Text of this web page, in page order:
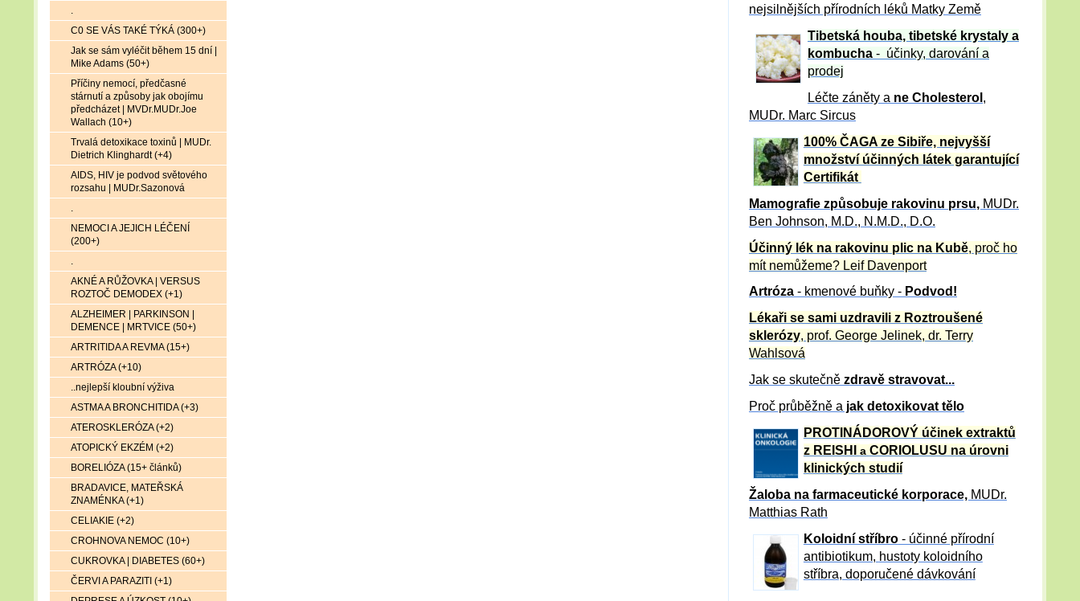
nejsilnějších přírodních léků Matky Země
Tibetská houba, tibetské krystaly a
kombucha - účinky, darování a
prodej
Léčte záněty a ne Cholesterol ,
MUDr. Marc Sircus
100% ČAGA ze Sibiře, nejvyšší
množství účinných látek garantující
Certifikát
Mamografie způsobuje rakovinu prsu, MUDr.
Ben Johnson, M.D., N.M.D., D.O.
Účinný lék na rakovinu plic na Kubě, proč ho
mít nemůžeme? Leif Davenport
Artróza - kmenové buňky - Podvod!
Lékaři se sami uzdravili z Roztroušené
sklerózy, prof. George Jelinek, dr. Terry
Wahlsová
Jak se skutečně zdravě stravovat...
Proč průběžně a jak detoxikovat tělo
PROTINÁDOROVÝ účinek extraktů
z REISHI a CORIOLUSU na úrovni
klinických studií
Žaloba na farmaceutické korporace, MUDr.
Matthias Rath
Koloidní stříbro- účinné přírodní
antibiotikum, hustoty koloidního
stříbra, doporučené dávkování
.
C0 SE VÁS TAKÉ TÝKÁ (300+)
Jak se sám vyléčit během 15 dní |
Mike Adams (50+)
Příčiny nemocí, předčasné
stárnutí a způsoby jak obojímu
předcházet | MVDr.MUDr.Joe
Wallach (10+)
Trvalá detoxikace toxinů | MUDr.
Dietrich Klinghardt (+4)
AIDS, HIV je podvod světového
rozsahu | MUDr.Sazonová
.
NEMOCI A JEJICH LÉČENÍ
(200+)
.
AKNÉ A RŮŽOVKA | VERSUS
ROZTOČ DEMODEX (+1)
ALZHEIMER | PARKINSON |
DEMENCE | MRTVICE (50+)
ARTRITIDA A REVMA (15+)
ARTRÓZA (+10)
..nejlepší kloubní výživa
ASTMA A BRONCHITIDA (+3)
ATEROSKLERÓZA (+2)
ATOPICKÝ EKZÉM (+2)
BORELIÓZA (15+ článků)
BRADAVICE, MATEŘSKÁ
ZNAMÉNKA (+1)
CELIAKIE (+2)
CROHNOVA NEMOC (10+)
CUKROVKA | DIABETES (60+)
ČERVI A PARAZITI (+1)